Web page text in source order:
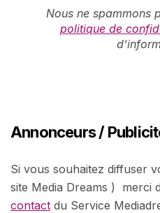
Nous ne spammons
politique de
Annonceurs /
Si vous souhaitez diffuser
site Media Dreams ) merci
contact du Service